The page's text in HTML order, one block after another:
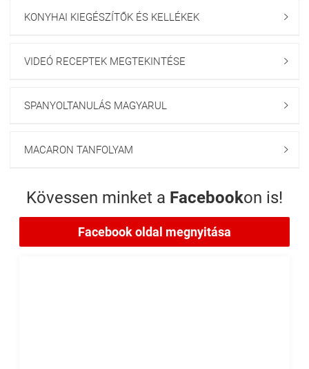
KONYHAI KIEGÉSZÍTŐK ÉS KELLÉKEK 
VIDEÓ RECEPTEK MEGTEKINTÉSE 
SPANYOLTANULÁS MAGYARUL 
MACARON TANFOLYAM 
Kövessen minket a Facebookon is!
Facebook oldal megnyitása